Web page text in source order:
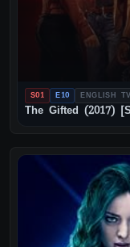
S01 E10 ENGLISH TV
The Gifted (2017)